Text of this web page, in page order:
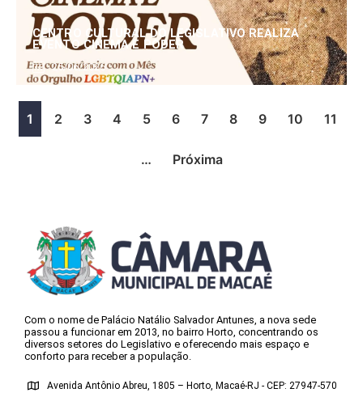
CENTRO CULTURAL DO LEGISLATIVO REALIZA
EVENTO CINEMA E PODER
25/06/2026
1 2 3 4 5 6 7 8 9 10 11
… Próxima
Com o nome de Palácio Natálio Salvador Antunes, a nova sede
passou a funcionar em 2013, no bairro Horto, concentrando os
diversos setores do Legislativo e oferecendo mais espaço e
conforto para receber a população.
Avenida Antônio Abreu, 1805 – Horto, Macaé-RJ - CEP: 27947-570